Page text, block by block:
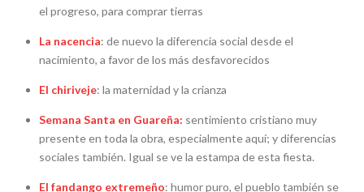
el progreso, para comprar tierras
La nacencia: de nuevo la diferencia social desde el
nacimiento, a favor de los más desfavorecidos
El chiriveje: la maternidad y la crianza
Semana Santa en Guareña: sentimiento cristiano muy
presente en toda la obra, especialmente aquí; y diferencias
sociales también. Igual se ve la estampa de esta fiesta.
El fandango extremeño: humor puro, el pueblo también se